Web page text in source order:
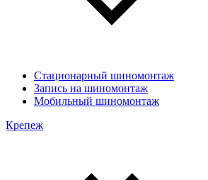
Стационарный шиномонтаж
Запись на шиномонтаж
Мобильный шиномонтаж
Крепеж